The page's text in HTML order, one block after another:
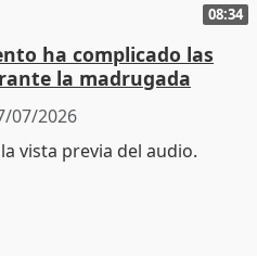
08:34
ha complicado las
la madrugada
07/2026